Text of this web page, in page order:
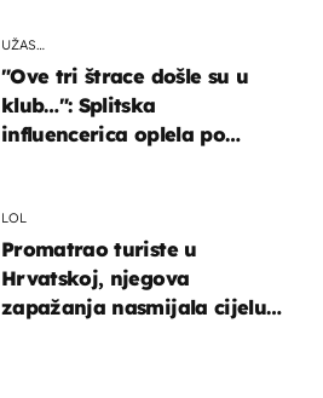
UŽAS…
"Ove tri štrace došle su u
klub…": Splitska
influencerica oplela po
LOL
Promatrao turiste u
Hrvatskoj, njegova
zapažanja nasmijala cijelu